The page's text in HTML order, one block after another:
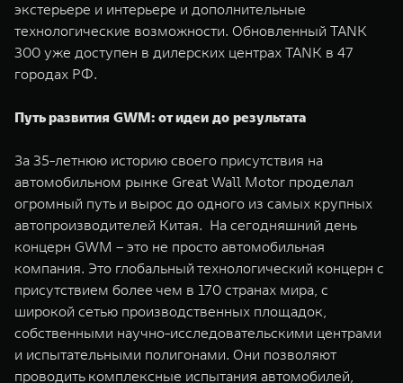
экстерьере и интерьере и дополнительные
технологические возможности. Обновленный TANK
300 уже доступен в дилерских центрах TANK в 47
городах РФ.
Путь развития GWM: от идеи до результата
За 35-летнюю историю своего присутствия на
автомобильном рынке Great Wall Motor проделал
огромный путь и вырос до одного из самых крупных
автопроизводителей Китая. На сегодняшний день
концерн GWM – это не просто автомобильная
компания. Это глобальный технологический концерн с
присутствием более чем в 170 странах мира, с
широкой сетью производственных площадок,
собственными научно-исследовательскими центрами
и испытательными полигонами. Они позволяют
проводить комплексные испытания автомобилей,